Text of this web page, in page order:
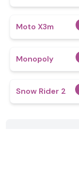
Moto X3m
Monopoly
Snow Rider 2